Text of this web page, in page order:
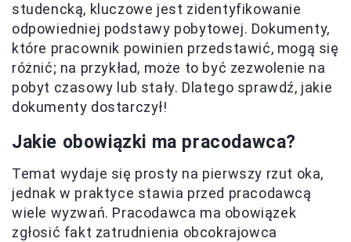
studencką, kluczowe jest zidentyfikowanie
odpowiedniej podstawy pobytowej. Dokumenty,
które pracownik powinien przedstawić, mogą się
różnić; na przykład, może to być zezwolenie na
pobyt czasowy lub stały. Dlatego sprawdź, jakie
dokumenty dostarczył!
Jakie obowiązki ma pracodawca?
Temat wydaje się prosty na pierwszy rzut oka,
jednak w praktyce stawia przed pracodawcą
wiele wyzwań. Pracodawca ma obowiązek
zgłosić fakt zatrudnienia obcokrajowca